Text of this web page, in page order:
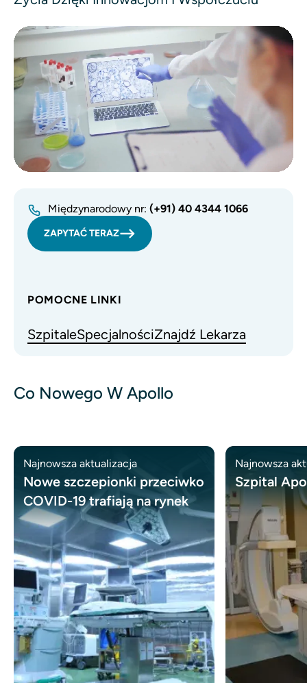
Plik wideo
Międzynarodowy nr: (+91) 40 4344 1066
ZAPYTAĆ TERAZ
POMOCNE LINKI
SzpitaleSpecjalnościZnajdź Lekarza
Co Nowego W Apollo
Najnowsza aktualizacja
Nowe szczepionki przeciwko
COVID-19 trafiają na rynek
Najnowsza
Szpital